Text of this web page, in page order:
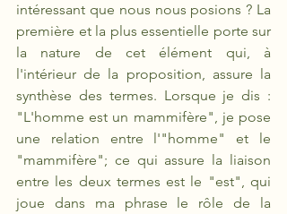
intéressant que nous nous posions ? La
première et la plus essentielle porte sur
la nature de cet élément qui, à
l'intérieur de la proposition, assure la
synthèse des termes. Lorsque je dis :
"L'homme est un mammifère", je pose
une relation entre l'"homme" et le
"mammifère"; ce qui assure la liaison
entre les deux termes est le "est", qui
joue dans ma phrase le rôle de la